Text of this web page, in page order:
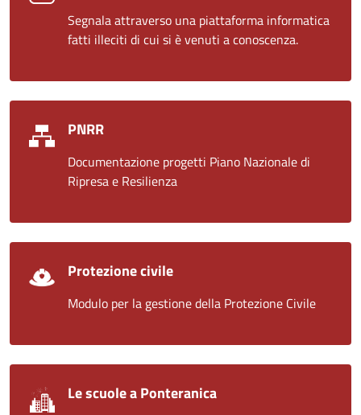
Segnala attraverso una piattaforma informatica
fatti illeciti di cui si è venuti a conoscenza.
PNRR
Documentazione progetti Piano Nazionale di
Ripresa e Resilienza
Protezione civile
Modulo per la gestione della Protezione Civile
Le scuole a Ponteranica